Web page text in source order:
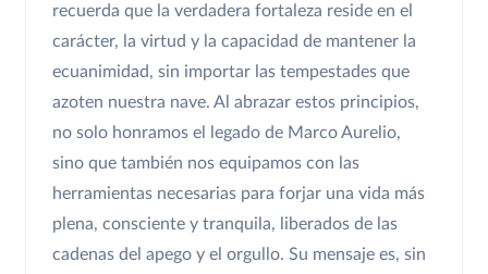
recuerda que la verdadera fortaleza reside en el
carácter, la virtud y la capacidad de mantener la
ecuanimidad, sin importar las tempestades que
azoten nuestra nave. Al abrazar estos principios,
no solo honramos el legado de Marco Aurelio,
sino que también nos equipamos con las
herramientas necesarias para forjar una vida más
plena, consciente y tranquila, liberados de las
cadenas del apego y el orgullo. Su mensaje es, sin